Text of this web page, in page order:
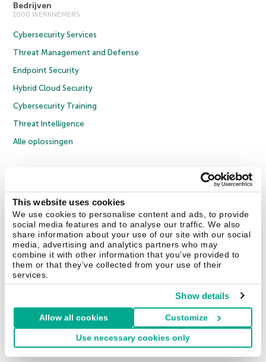
This website uses cookies
We use cookies to personalise content and ads, to provide
social media features and to analyse our traffic. We also
share information about your use of our site with our social
media, advertising and analytics partners who may
combine it with other information that you’ve provided to
them or that they’ve collected from your use of their
services.
Show details
Allow all cookies Customize
Use necessary cookies only
Bedrijven
1000 WERKNEMERS
Cybersecurity Services
Threat Management and Defense
Endpoint Security
Hybrid Cloud Security
Cybersecurity Training
Threat Intelligence
Alle oplossingen
Privacybeleid
Licentieovereenkomst B2B
Cookies
Contact Us Over ons Partners Blog Resource Center
Persberichten
Vertrouwen in Kaspersky
Securelist Eugene Personal Blog
Nederland & België